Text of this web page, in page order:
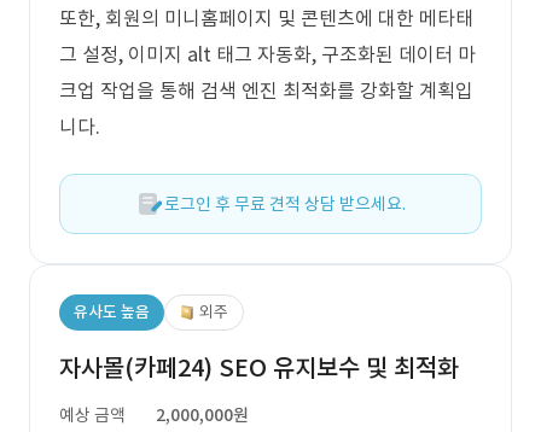
또한, 회원의 미니홈페이지 및 콘텐츠에 대한 메타태
그 설정, 이미지 alt 태그 자동화, 구조화된 데이터 마
크업 작업을 통해 검색 엔진 최적화를 강화할 계획입
니다.
로그인 후 무료 견적 상담 받으세요.
유사도 높음 외주
자사몰(카페24) SEO 유지보수 및 최적화
예상 금액
2,000,000원